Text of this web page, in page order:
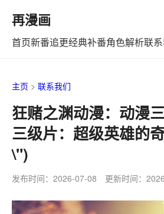
再漫画
首页新番追更经典补番角色解析联
主页 > 联系我们
狂赌之渊动漫：动漫
三级片：超级英雄的
\")
发布时间：2026-07-08 更新时间：